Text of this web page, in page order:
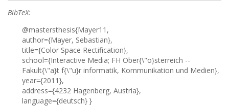
BibTeX:
@mastersthesis{Mayer11,
author={Mayer, Sebastian},
title={Color Space Rectification},
school={Interactive Media; FH Ober{\"o}sterreich --
Fakult{\"a}t f{\"u}r informatik, Kommunikation und Medien},
year={2011},
address={4232 Hagenberg, Austria},
language={deutsch} }